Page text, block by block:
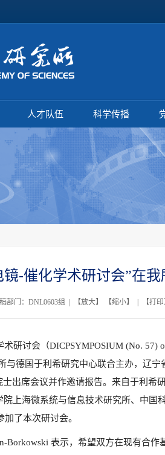
人才队伍 科学传播
镜-催化学术研讨会”在我
部门：​DNL0603组 | 【放大】 【缩小】 | 【打印
术研讨会（DICPSYMPOSIUM (No. 57)
与德国于利希研究中心联合主办，辽
出席会议并作邀请报告。来自于利希
上海微系统与信息技术研究所、中国
了本次研讨会。
Borkowski 表示，希望双方在现有合作